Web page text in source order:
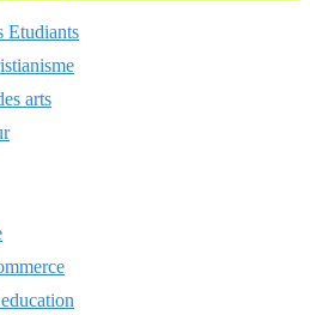
Etudiants
arts